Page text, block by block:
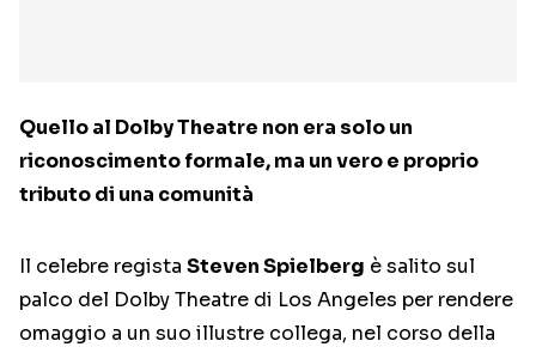
Quello al Dolby Theatre non era solo un
riconoscimento formale, ma un vero e proprio
tributo di una comunità
Il celebre regista Steven Spielberg è salito sul
palco del Dolby Theatre di Los Angeles per rendere
omaggio a un suo illustre collega, nel corso della